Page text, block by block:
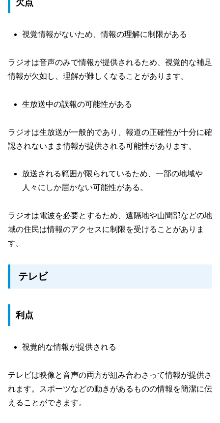
欠点
視覚情報がないため、情報の理解に制限がある
ラジオは音声のみで情報が提供されるため、視覚的な補足
情報が欠如し、理解が難しくなることがあります。
生放送中の誤報の可能性がある
ラジオは生放送が一般的であり、報道の正確性が十分に確
認されないまま情報が提供される可能性があります。
放送される範囲が限られているため、一部の地域や
人々にしか届かない可能性がある。
ラジオは電波を必要とするため、遠隔地や山間部などの地
域の住民は情報のアクセスに制限を受けることがありま
す。
テレビ
利点
視覚的な情報が提供される
テレビは映像と音声の両方が組み合わさって情報が提供さ
れます。スポーツなどの動きがあるものの情報を簡潔に伝
えることができます。